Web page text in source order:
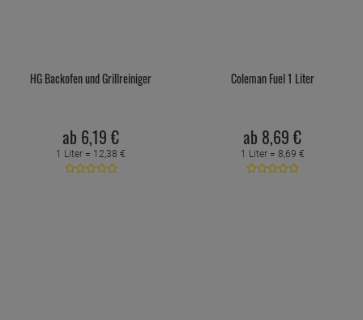
HG Backofen und Grillreiniger
ab 6,19 €
1 Liter = 12,38 €
Coleman Fuel 1 Liter
ab 8,69 €
1 Liter = 8,69 €